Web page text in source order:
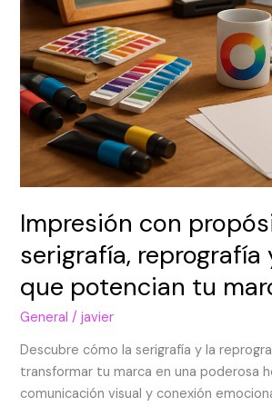
Impresión con
serigrafía, reprografía
que potencian tu
General /javier
Descubre cómo la serigrafía y la
transformar tu marca en una poderosa
comunicación visual y conexión
potencian
tu
marca